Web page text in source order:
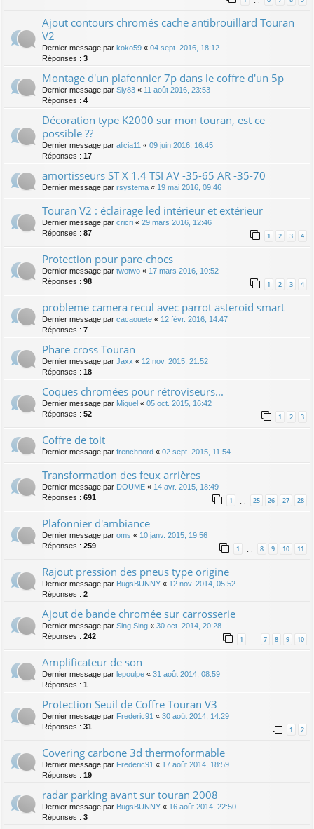
Ajout contours chromés cache antibrouillard Touran
V2
Dernier message par koko59 « 04 sept. 2016, 18:12
Réponses : 3
Montage d'un plafonnier 7p dans le coffre d'un 5p
Dernier message par Sly83 « 11 août 2016, 23:53
Réponses : 4
Décoration type K2000 sur mon touran, est ce
possible ??
Dernier message par alicia11 « 09 juin 2016, 16:45
Réponses : 17
amortisseurs ST X 1.4 TSI AV -35-65 AR -35-70
Dernier message par rsystema « 19 mai 2016, 09:46
Touran V2 : éclairage led intérieur et extérieur
Dernier message par cricri « 29 mars 2016, 12:46
Réponses : 87 1 2 3 4
Protection pour pare-chocs
Dernier message par twotwo « 17 mars 2016, 10:52
Réponses : 98 1 2 3 4
probleme camera recul avec parrot asteroid smart
Dernier message par cacaouete « 12 févr. 2016, 14:47
Réponses : 7
Phare cross Touran
Dernier message par Jaxx « 12 nov. 2015, 21:52
Réponses : 18
Coques chromées pour rétroviseurs...
Dernier message par Miguel « 05 oct. 2015, 16:42
Réponses : 52 1 2 3
Coffre de toit
Dernier message par frenchnord « 02 sept. 2015, 11:54
Transformation des feux arrières
Dernier message par DOUME « 14 avr. 2015, 18:49
Réponses : 691 1 25 26 27 28
Plafonnier d'ambiance
Dernier message par oms « 10 janv. 2015, 19:56
Réponses : 259 1 … 8 9 10 11
Rajout pression des pneus type origine
Dernier message par BugsBUNNY « 12 nov. 2014, 05:52
Réponses : 2
Ajout de bande chromée sur carrosserie
Dernier message par Sing Sing « 30 oct. 2014, 20:28
Réponses : 242 1 … 7 8 9 10
Amplificateur de son
Dernier message par lepoulpe « 31 août 2014, 08:59
Réponses : 1
Protection Seuil de Coffre Touran V3
Dernier message par Frederic91 « 30 août 2014, 14:29
Réponses : 31 1 2
Covering carbone 3d thermoformable
Dernier message par Frederic91 « 17 août 2014, 18:59
Réponses : 19
radar parking avant sur touran 2008
Dernier message par BugsBUNNY « 16 août 2014, 22:50
Réponses : 3